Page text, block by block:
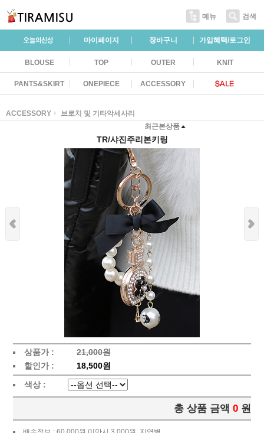
메뉴 검색
마이페이지 장바구니 가입혜택/로그인
BLOUSE TOP OUTER KNIT
PANTS&SKIRT ONEPIECE ACCESSORY
ACCESSORY
브로치 및 기타악세사리
최근본상품
TR/샤진주리본키링
상품가 :
21,000원
할인가 :
18,500원
색상 :
총 상품 금액 0 원